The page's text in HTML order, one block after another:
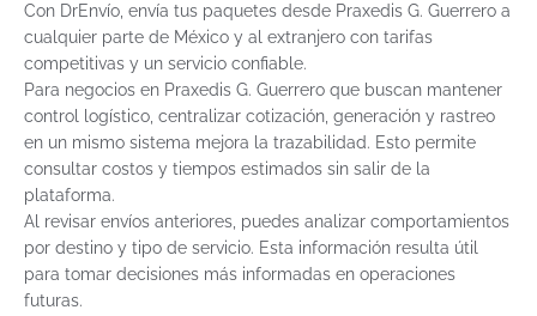
Con DrEnvío, envía tus paquetes desde Praxedis G. Guerrero a
cualquier parte de México y al extranjero con tarifas
competitivas y un servicio confiable.
Para negocios en Praxedis G. Guerrero que buscan mantener
control logístico, centralizar cotización, generación y rastreo
en un mismo sistema mejora la trazabilidad. Esto permite
consultar costos y tiempos estimados sin salir de la
plataforma.
Al revisar envíos anteriores, puedes analizar comportamientos
por destino y tipo de servicio. Esta información resulta útil
para tomar decisiones más informadas en operaciones
futuras.